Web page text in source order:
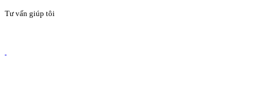
Tư vấn giúp tôi